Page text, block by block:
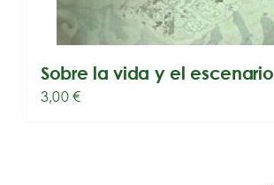
Sobre la vida y el escenario
3,00€